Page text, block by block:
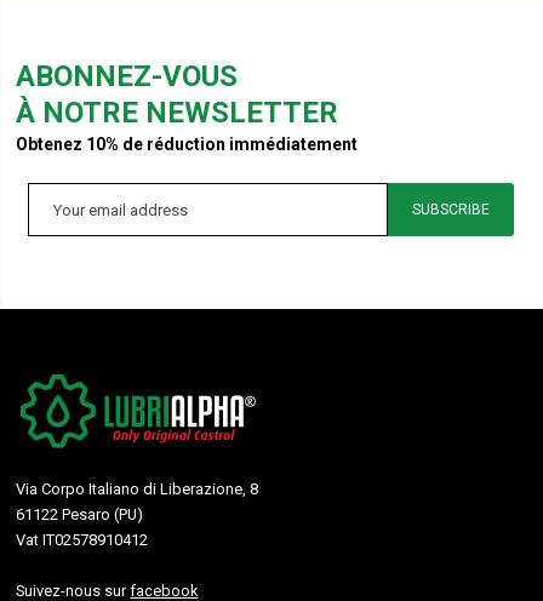
ABONNEZ-VOUS
À NOTRE NEWSLETTER
Obtenez 10% de réduction immédiatement
SUBSCRIBE
Via Corpo Italiano di Liberazione, 8
61122 Pesaro (PU)
Vat IT02578910412
Suivez-nous surfacebook